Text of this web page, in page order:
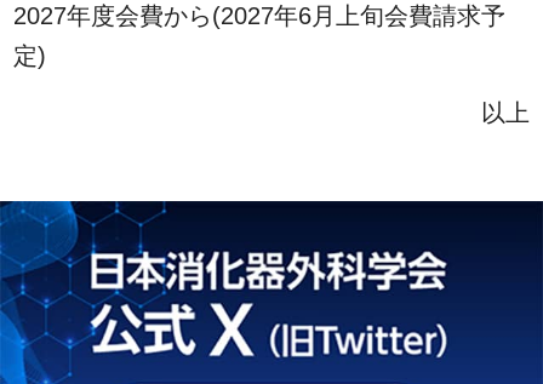
2027年度会費から(2027年6月上旬会費請求予
定)
以上